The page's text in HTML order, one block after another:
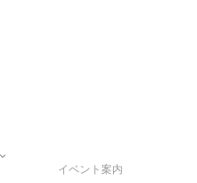
イベント案内